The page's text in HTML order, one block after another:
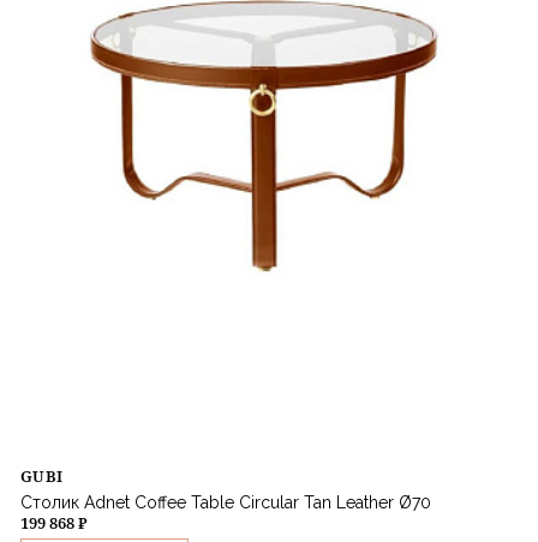
GUBI
Столик Adnet Coffee Table Circular Tan Leather Ø70
199 868 ₽